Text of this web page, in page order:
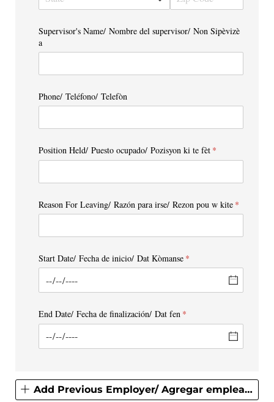
Supervisor's Name/​ Nombre del supervisor/​ Non Sipèvizè
a
Phone/​ Teléfono/​ Telefòn
Position Held/​ Puesto ocupado/​ Pozisyon ki te fèt *
(required)
Reason For Leaving/​ Razón para irse/​ Rezon pou w kite *
(required)
Start Date/​ Fecha de inicio/​ Dat Kòmanse *
(required)
End Date/​ Fecha de finalización/​ Dat fen *
(required)